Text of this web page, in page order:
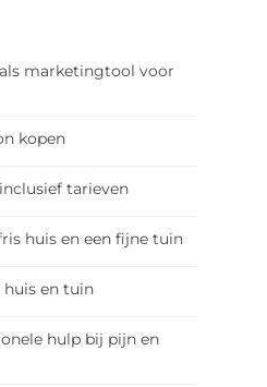
marketingtool voor
kopen
tarieven
huis en een fijne tuin
huis en tuin
hulp bij pijn en